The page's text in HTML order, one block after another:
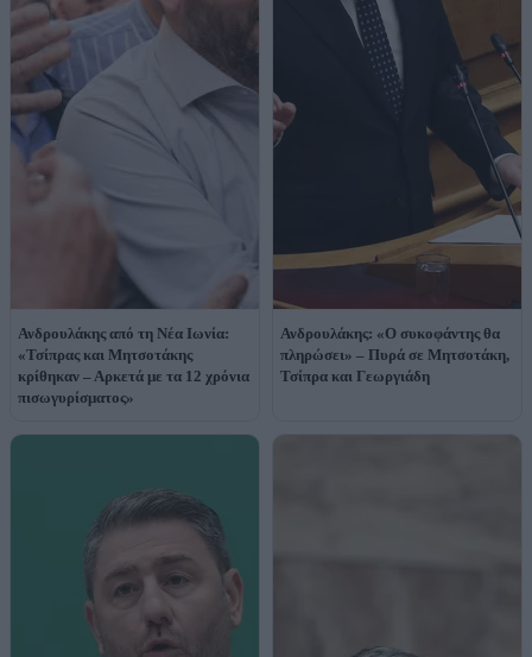
Ανδρουλάκης από τη Νέα Ιωνία:
«Τσίπρας και Μητσοτάκης
κρίθηκαν – Αρκετά με τα 12 χρόνια
πισωγυρίσματος»
Ανδρουλάκης: «Ο συκοφάντης θα
πληρώσει» – Πυρά σε Μητσοτάκη,
Τσίπρα και Γεωργιάδη